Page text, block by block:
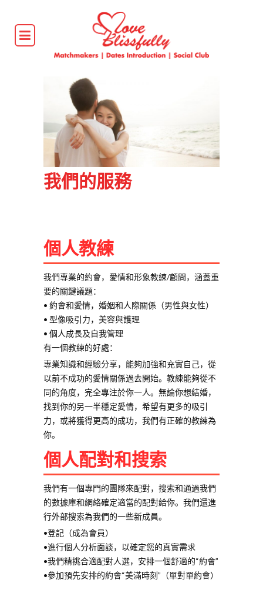
我們的服務
個人教練
我們專業的約會，愛情和形象教練/顧問，涵蓋重
要的關鍵議題：
• 約會和愛情，婚姻和人際關係（男性與女性）
• 型像吸引力，美容與護理
• 個人成長及自我管理
有一個教練的好處：
專業知識和經驗分享，能夠加強和充實自己，從
以前不成功的愛情關係過去開始。教練能夠從不
同的角度，完全專注於你一人。無論你想結婚，
找到你的另一半穩定愛情，希望有更多的吸引
力，或將獲得更高的成功，我們有正確的教練為
你。
個人配對和搜索
我們有一個專門的團隊來配對，搜索和通過我們
的數據庫和網絡確定適當的配對給你。我們還進
行外部搜索為我們的一些新成員。
•登記（成為會員）
•進行個人分析面談，以確定您的真實需求
•我們精挑合適配對人選，安排一個舒適的“約會”
•參加預先安排的約會“美滿時刻”（單對單約會）